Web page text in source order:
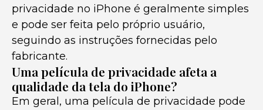
privacidade no iPhone é geralmente simples
e pode ser feita pelo próprio usuário,
seguindo as instruções fornecidas pelo
fabricante.
Uma película de privacidade afeta a
qualidade da tela do iPhone?
Em geral, uma película de privacidade pode